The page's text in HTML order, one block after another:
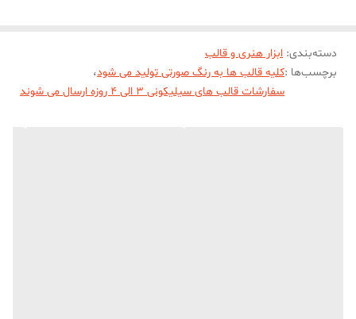
دسته‌بندی: ابزار هنری و قالب
برچسب‌ها :کلیه قالب ها به رنگ صورتی تولید می شود،
سفارشات قالب های سیلیکونی 3 الی 4 روزه ارسال می شوند